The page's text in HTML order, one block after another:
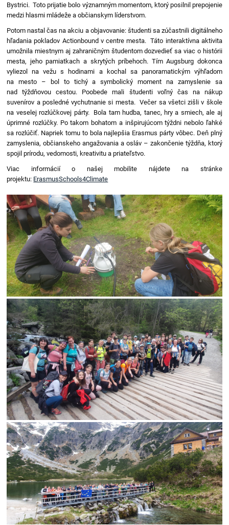
Bystrici. Toto prijatie bolo významným momentom, ktorý posilnil prepojenie
medzi hlasmi mládeže a občianskym líderstvom.
Potom nastal čas na akciu a objavovanie: študenti sa zúčastnili digitálneho
hľadania pokladov Actionbound v centre mesta. Táto interaktívna aktivita
umožnila miestnym aj zahraničným študentom dozvedieť sa viac o histórii
mesta, jeho pamiatkach a skrytých príbehoch. Tím Augsburg dokonca
vyliezol na vežu s hodinami a kochal sa panoramatickým výhľadom
na mesto – bol to tichý a symbolický moment na zamyslenie sa
nad týždňovou cestou. Poobede mali študenti voľný čas na nákup
suvenírov a posledné vychutnanie si mesta. Večer sa všetci zišli v škole
na veselej rozlúčkovej párty. Bola tam hudba, tanec, hry a smiech, ale aj
úprimné rozlúčky. Po takom bohatom a inšpirujúcom týždni nebolo ľahké
sa rozlúčiť. Napriek tomu to bola najlepšia Erasmus párty vôbec. Deň plný
zamyslenia, občianskeho angažovania a osláv – zakončenie týždňa, ktorý
spojil prírodu, vedomosti, kreativitu a priateľstvo.
Viac informácií o našej mobilite nájdete na stránke
projektu: ErasmusSchools4Climate